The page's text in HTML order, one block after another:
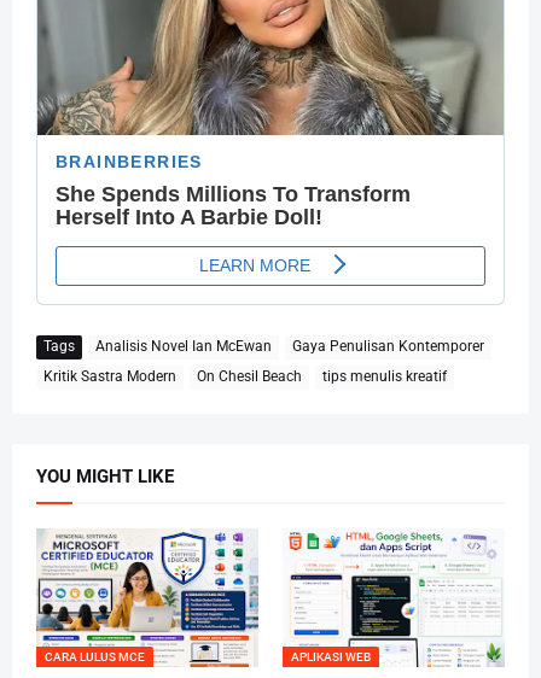
Tags Analisis Novel Ian McEwan
Gaya Penulisan Kontemporer
Kritik Sastra Modern
On Chesil Beach tips menulis kreatif
YOU MIGHT LIKE
CARA LULUS MCE APLIKASI WEB